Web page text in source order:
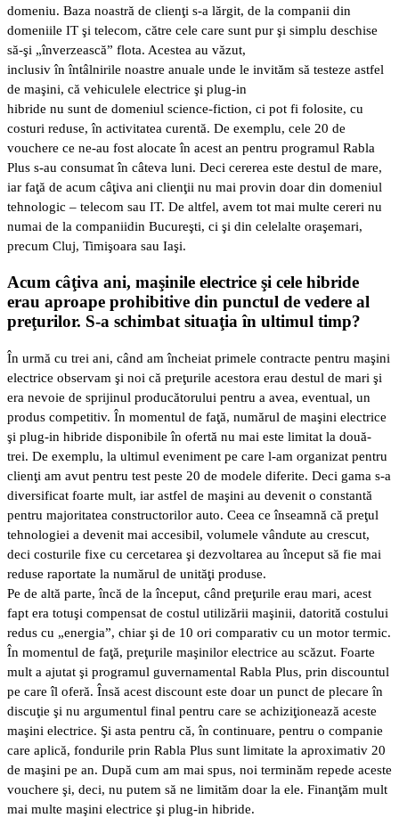
domeniu. Baza noastră de clienţi s-a lărgit, de la companii din
domeniile IT şi telecom, către cele care sunt pur şi simplu deschise
să-şi „înverzească” flota. Acestea au văzut,
inclusiv în întâlnirile noastre anuale unde le invităm să testeze astfel
de maşini, că vehiculele electrice şi plug-in
hibride nu sunt de domeniul science-fiction, ci pot fi folosite, cu
costuri reduse, în activitatea curentă. De exemplu, cele 20 de
vouchere ce ne-au fost alocate în acest an pentru programul Rabla
Plus s-au consumat în câteva luni. Deci cererea este destul de mare,
iar faţă de acum câţiva ani clienţii nu mai provin doar din domeniul
tehnologic – telecom sau IT. De altfel, avem tot mai multe cereri nu
numai de la companiidin Bucureşti, ci şi din celelalte oraşemari,
precum Cluj, Timişoara sau Iaşi.
Acum câţiva ani, maşinile electrice şi cele hibride
erau aproape prohibitive din punctul de vedere al
preţurilor. S-a schimbat situaţia în ultimul timp?
În urmă cu trei ani, când am încheiat primele contracte pentru maşini
electrice observam şi noi că preţurile acestora erau destul de mari şi
era nevoie de sprijinul producătorului pentru a avea, eventual, un
produs competitiv. În momentul de faţă, numărul de maşini electrice
şi plug-in hibride disponibile în ofertă nu mai este limitat la două-
trei. De exemplu, la ultimul eveniment pe care l-am organizat pentru
clienţi am avut pentru test peste 20 de modele diferite. Deci gama s-a
diversificat foarte mult, iar astfel de maşini au devenit o constantă
pentru majoritatea constructorilor auto. Ceea ce înseamnă că preţul
tehnologiei a devenit mai accesibil, volumele vândute au crescut,
deci costurile fixe cu cercetarea şi dezvoltarea au început să fie mai
reduse raportate la numărul de unităţi produse.
Pe de altă parte, încă de la început, când preţurile erau mari, acest
fapt era totuşi compensat de costul utilizării maşinii, datorită costului
redus cu „energia”, chiar şi de 10 ori comparativ cu un motor termic.
În momentul de faţă, preţurile maşinilor electrice au scăzut. Foarte
mult a ajutat şi programul guvernamental Rabla Plus, prin discountul
pe care îl oferă. Însă acest discount este doar un punct de plecare în
discuţie şi nu argumentul final pentru care se achiziţionează aceste
maşini electrice. Şi asta pentru că, în continuare, pentru o companie
care aplică, fondurile prin Rabla Plus sunt limitate la aproximativ 20
de maşini pe an. După cum am mai spus, noi terminăm repede aceste
vouchere şi, deci, nu putem să ne limităm doar la ele. Finanţăm mult
mai multe maşini electrice şi plug-in hibride.